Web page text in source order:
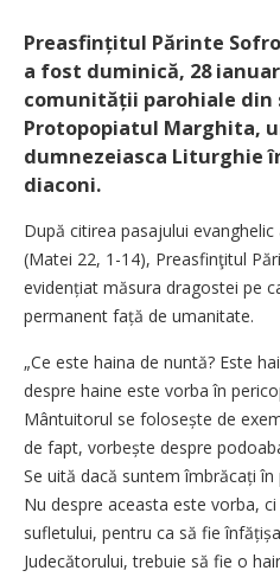
Preasfințitul Părinte
a fost duminică, 28
comunității parohiale din
Protopopiatul Marghita,
dumnezeiasca Liturghie
diaconi.
După citirea pasajului
(Matei 22, 1-14), Preasfinţitul
evidențiat măsura dragostei pe
permanent față de umanitate.
„Ce este haina de nuntă? Este
despre haine este vorba în
Mântuitorul se folosește de
de fapt, vorbește despre
Se uită dacă suntem îmbrăcați
Nu despre aceasta este vorba,
sufletului, pentru ca să fie
Judecătorului, trebuie să fie o